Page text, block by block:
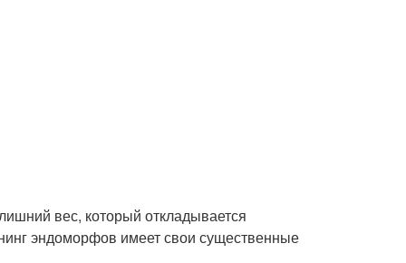
вес, который откладывается
эндоморфов имеет свои существенные